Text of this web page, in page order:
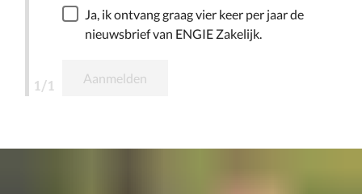
1/1
Ja, ik ontvang graag vier keer per jaar de
nieuwsbrief van ENGIE Zakelijk.
Aanmelden